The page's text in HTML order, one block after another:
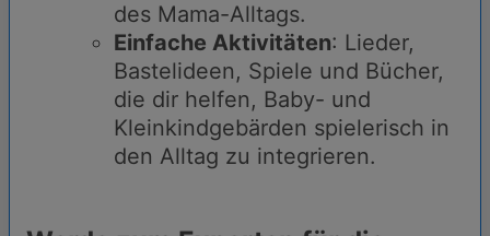
des Mama-Alltags.
Einfache Aktivitäten: Lieder,
Bastelideen, Spiele und Bücher,
die dir helfen, Baby- und
Kleinkindgebärden spielerisch in
den Alltag zu integrieren.